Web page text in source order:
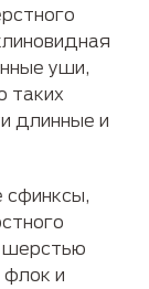
уши,
таких
длинные и
сфинксы,
флок и